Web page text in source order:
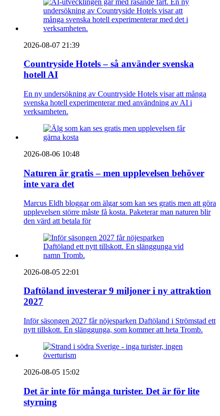
2026-08-07 21:39
Countryside Hotels – så använder svenska
hotell AI
En ny undersökning av Countryside Hotels visar att många
svenska hotell experimenterar med användning av AI i
verksamheten.
2026-08-06 10:48
Naturen är gratis – men upplevelsen behöver
inte vara det
Marcus Eldh bloggar om älgar som kan ses gratis men att göra
upplevelsen större måste få kosta. Paketerar man naturen blir
den värd att betala för
2026-08-05 22:01
Daftöland investerar 9 miljoner i ny attraktion
2027
Inför säsongen 2027 får nöjesparken Daftöland i Strömstad ett
nytt tillskott. En slänggunga, som kommer att heta Tromb.
2026-08-05 15:02
Det är inte för många turister. Det är för lite
styrning